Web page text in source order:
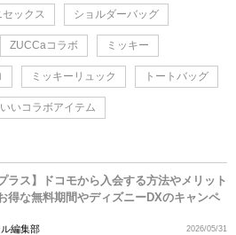
セックス ショルダーバッグ
ZUCCaコラボ ミッキー
ミッキーリュック トートバッグ
いコラボアイテム
ラス】ドコモから入会する方法やメリット
得な無料期間やディズニーDXのキャンペ
編集部 2026/05/31